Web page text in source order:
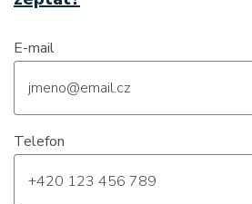
E-mail
Telefon